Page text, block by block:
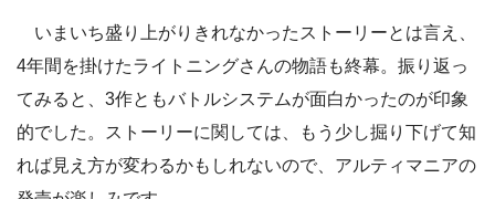
いまいち盛り上がりきれなかったストーリーとは言え、
4年間を掛けたライトニングさんの物語も終幕。振り返っ
てみると、3作ともバトルシステムが面白かったのが印象
的でした。ストーリーに関しては、もう少し掘り下げて知
れば見え方が変わるかもしれないので、アルティマニアの